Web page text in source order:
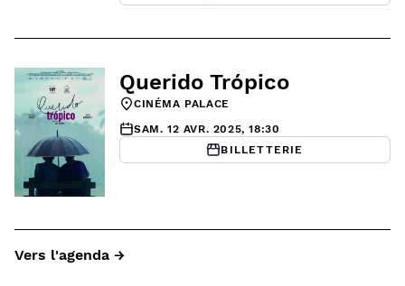
Querido Trópico
CINÉMA PALACE
SAM. 12 AVR. 2025, 18:30
BILLETTERIE
Vers l'agenda →